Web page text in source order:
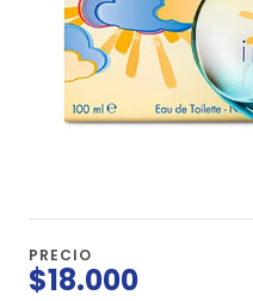
PRECIO
$18.000